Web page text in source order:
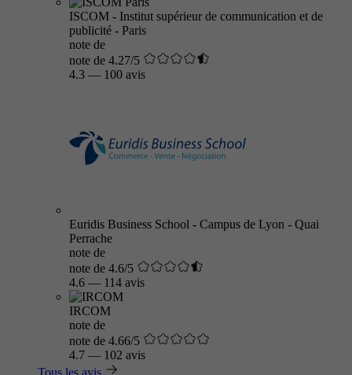
ISCOM - Institut supérieur de communication et de
publicité - Paris
note de
note de 4.27/5
4.3 — 100 avis
Euridis Business School - Campus de Lyon - Quai
Perrache
note de
note de 4.6/5
4.6 — 114 avis
IRCOM
note de
note de 4.66/5
4.7 — 102 avis
Tous les avis